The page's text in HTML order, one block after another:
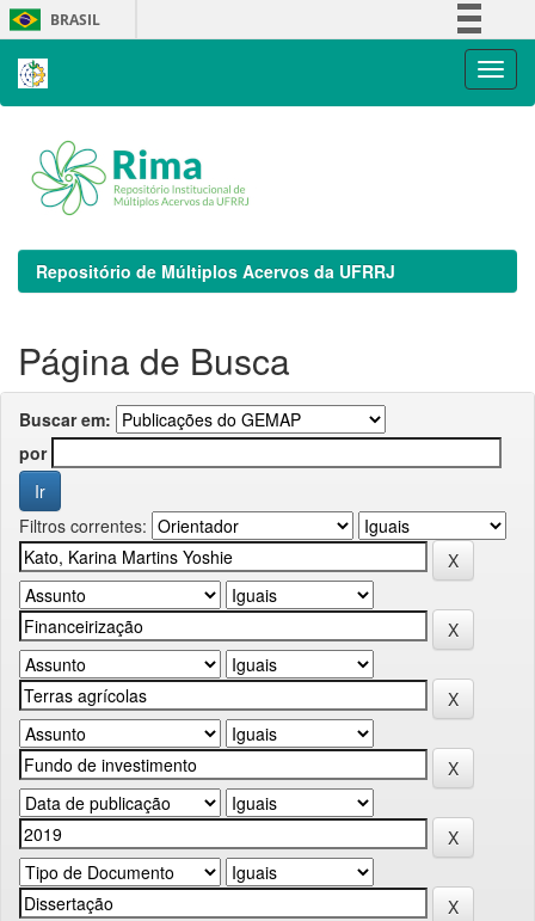
Skip
navigation
BRASIL
Repositório de Múltiplos Acervos da UFRRJ
Página de Busca
Buscar em:
por
Filtros correntes: